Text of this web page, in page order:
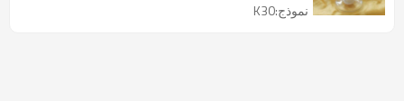
نموذج:K30